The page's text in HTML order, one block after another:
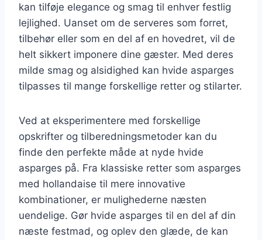
kan tilføje elegance og smag til enhver festlig
lejlighed. Uanset om de serveres som forret,
tilbehør eller som en del af en hovedret, vil de
helt sikkert imponere dine gæster. Med deres
milde smag og alsidighed kan hvide asparges
tilpasses til mange forskellige retter og stilarter.
Ved at eksperimentere med forskellige
opskrifter og tilberedningsmetoder kan du
finde den perfekte måde at nyde hvide
asparges på. Fra klassiske retter som asparges
med hollandaise til mere innovative
kombinationer, er mulighederne næsten
uendelige. Gør hvide asparges til en del af din
næste festmad, og oplev den glæde, de kan